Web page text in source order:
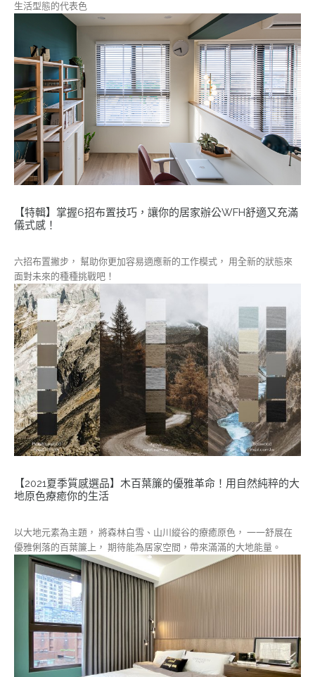
生活型態的代表色
【特輯】掌握6招布置技巧，讓你的居家辦公WFH舒適又充滿
儀式感！
六招布置撇步， 幫助你更加容易適應新的工作模式， 用全新的狀態來
面對未來的種種挑戰吧！
【2021夏季質感選品】木百葉簾的優雅革命！用自然純粹的大
地原色療癒你的生活
以大地元素為主題， 將森林白雪、山川縱谷的療癒原色， 一一舒展在
優雅俐落的百葉簾上， 期待能為居家空間，帶來滿滿的大地能量。